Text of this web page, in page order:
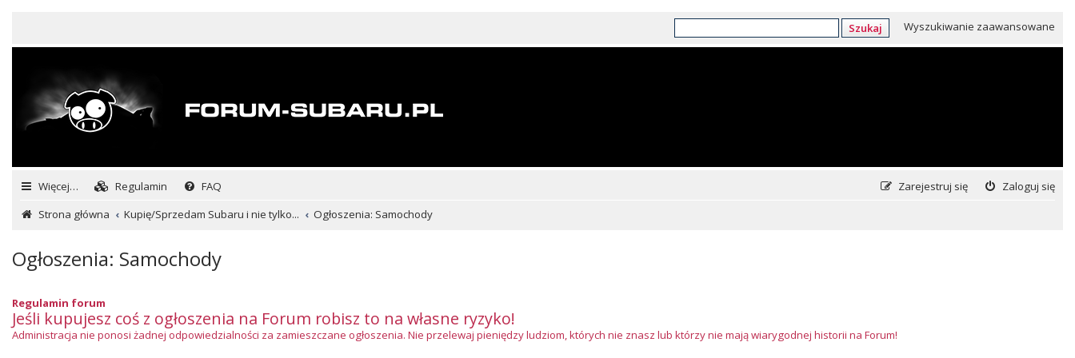
Szukaj Wyszukiwanie zaawansowane
Więcej… Regulamin FAQ Zaloguj się
Zarejestruj się
Strona główna
Kupię/Sprzedam Subaru i nie tylko... Ogłoszenia: Samochody
Ogłoszenia: Samochody
Regulamin forum
Jeśli kupujesz coś z ogłoszenia na Forum robisz to na własne ryzyko!
Administracja nie ponosi żadnej odpowiedzialności za zamieszczane ogłoszenia. Nie przelewaj pieniędzy ludziom, których nie znasz lub którzy nie mają wiarygodnej historii na Forum!